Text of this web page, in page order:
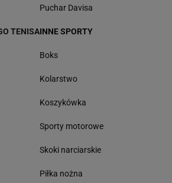
Puchar Davisa
TENISAINNE SPORTY
Boks
Kolarstwo
Koszykówka
Sporty motorowe
Skoki narciarskie
Piłka nożna